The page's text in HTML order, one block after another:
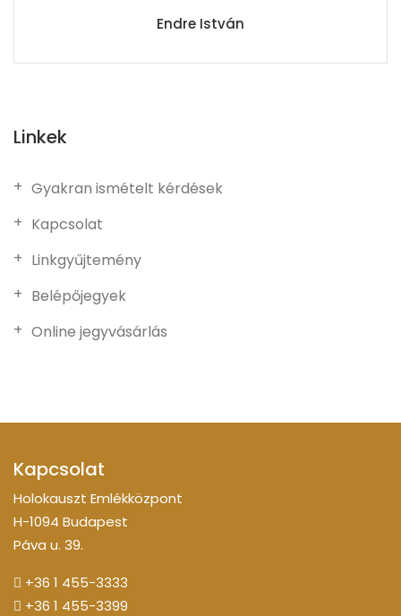
Endre István
Linkek
Gyakran ismételt kérdések
Kapcsolat
Linkgyűjtemény
Belépőjegyek
Online jegyvásárlás
Kapcsolat
Holokauszt Emlékközpont
H-1094 Budapest
Páva u. 39.
+36 1 455-3333
+36 1 455-3399